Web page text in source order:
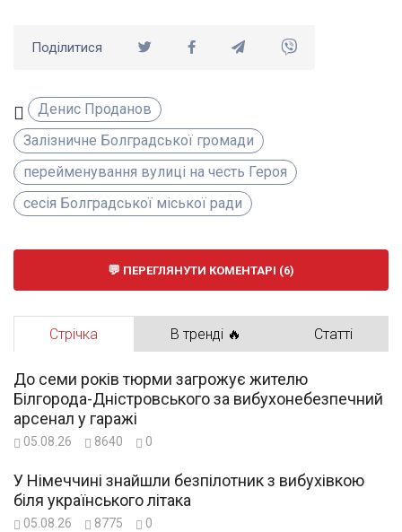
Поділитися
Денис Проданов
Залізничне Болградської громади
перейменування вулиці на честь Героя
сесія Болградської міської ради
ПЕРЕГЛЯНУТИ КОМЕНТАРІ (6)
Стрічка В тренді 🔥 Статті
До семи років тюрми загрожує жителю
Білгорода-Дністровського за вибухонебезпечний
арсенал у гаражі
05.08.26 8640 0
У Німеччині знайшли безпілотник з вибухівкою
біля українського літака
05.08.26 8775 0